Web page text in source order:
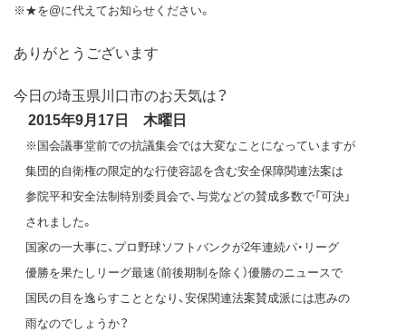
※★を@に代えてお知らせください。
ありがとうございます
今日の埼玉県川口市のお天気は？
2015年9月17日 木曜日
※国会議事堂前での抗議集会では大変なことになっていますが
集団的自衛権の限定的な行使容認を含む安全保障関連法案は
参院平和安全法制特別委員会で、与党などの賛成多数で「可決」
されました。
国家の一大事に、プロ野球ソフトバンクが2年連続パ・リーグ
優勝を果たしリーグ最速（前後期制を除く）優勝のニュースで
国民の目を逸らすこととなり、安保関連法案賛成派には恵みの
雨なのでしょうか？